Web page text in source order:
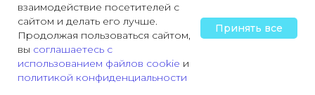
Главная Охрана труда Пожарная безопасность
взаимодействие посетителей с
сайтом и делать его лучше.
Продолжая пользоваться сайтом,
вы соглашаетесь с
использованием файлов cookie и
политикой конфиденциальности
Принять все